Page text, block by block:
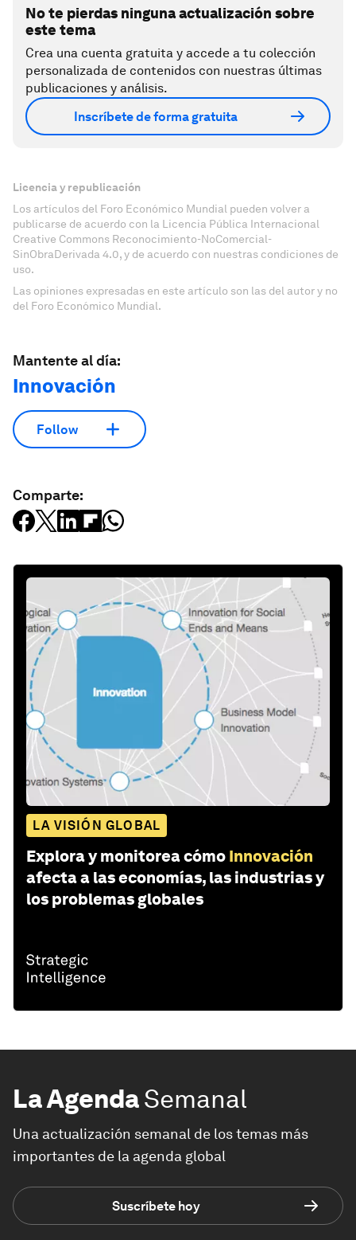
No te pierdas ninguna actualización sobre
este tema
Crea una cuenta gratuita y accede a tu colección
personalizada de contenidos con nuestras últimas
publicaciones y análisis.
Inscríbete de forma gratuita
Licencia y republicación
Los artículos del Foro Económico Mundial pueden volver a
publicarse de acuerdo con la Licencia Pública Internacional
Creative Commons Reconocimiento-NoComercial-
SinObraDerivada 4.0, y de acuerdo con nuestras condiciones de
uso.
Las opiniones expresadas en este artículo son las del autor y no
del Foro Económico Mundial.
Mantente al día:
Innovación
Follow
Comparte:
LA VISIÓN GLOBAL
Explora y monitorea cómo Innovación
afecta a las economías, las industrias y
los problemas globales
La AgendaSemanal
Una actualización semanal de los temas más
importantes de la agenda global
Suscríbete hoy